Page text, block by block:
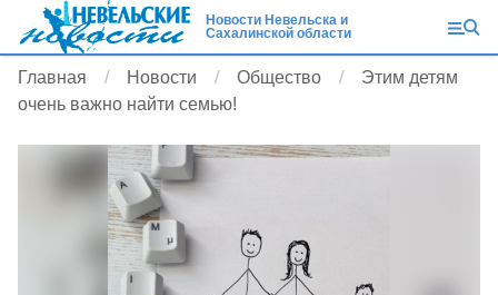
Новости Невельска и
Сахалинской области
Главная Новости Общество
Этим детям
очень важно найти семью!